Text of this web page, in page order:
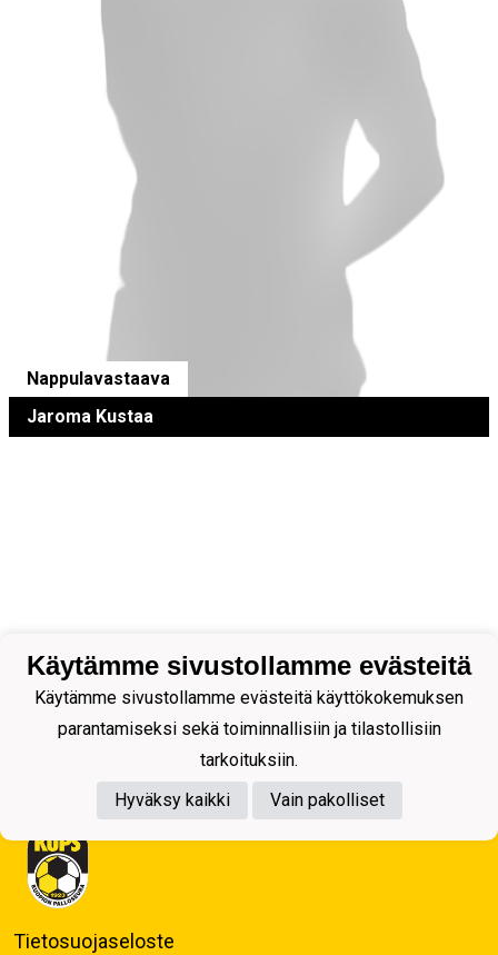
Nappulavastaava
Jaroma Kustaa
Tietosuojaseloste
Käytämme sivustollamme evästeitä
Käytämme sivustollamme evästeitä käyttökokemuksen
parantamiseksi sekä toiminnallisiin ja tilastollisiin
tarkoituksiin.
Hyväksy kaikki
Vain pakolliset